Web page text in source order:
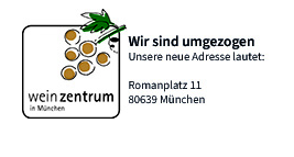
Hauptinhalt springen
Zur Suche springen
Zur Hauptnavigation springen